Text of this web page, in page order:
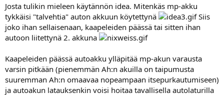
Josta tulikin mieleen käytännön idea. Mitenkäs mp-akku
tykkäisi "talvehtia" auton akkuun köytettynä
Siis
joko ihan sellaisenaan, kaapeleiden päässä tai sitten ihan
autoon liitettynä 2. akkuna
Kaapeleiden päässä autoakku ylläpitää mp-akun varausta
varsin pitkään (pienemmän Ah:n akuilla on taipumusta
suuremman Ah:n omaavaa nopeampaan itsepurkautumiseen)
ja autoakun latauksenkin voisi hoitaa tavallisella autolaturilla